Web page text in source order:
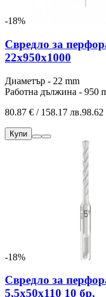
-18%
Свредло за
22x950x1000
Диаметър - 22 mm
Работна дължина - 950
80.87 € / 158.17 лв.98.62
Купи
-18%
Свредло за
5,5x50x110 10 бр.